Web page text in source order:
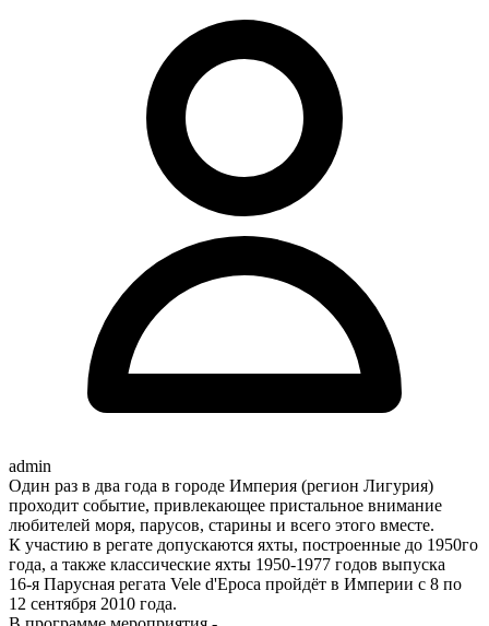
admin
Один раз в два года в городе Империя (регион Лигурия)
проходит событие, привлекающее пристальное внимание
любителей моря, парусов, старины и всего этого вместе.
К участию в регате допускаются яхты, построенные до 1950го
года, а также классические яхты 1950-1977 годов выпуска
16-я Парусная регата Vele d'Epoca пройдёт в Империи с 8 по
12 сентября 2010 года.